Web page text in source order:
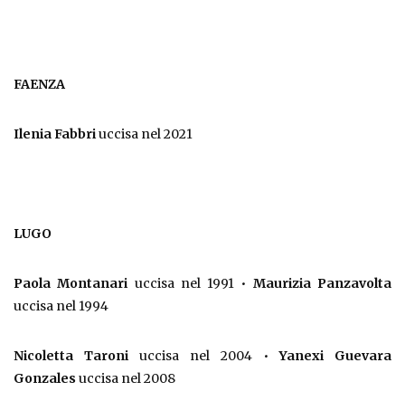
FAENZA
Ilenia Fabbriuccisa nel 2021
LUGO
Paola Montanari uccisa nel 1991 • Maurizia Panzavolta
uccisa nel 1994
Nicoletta Taroni uccisa nel 2004 •Yanexi Guevara
Gonzales uccisa nel 2008